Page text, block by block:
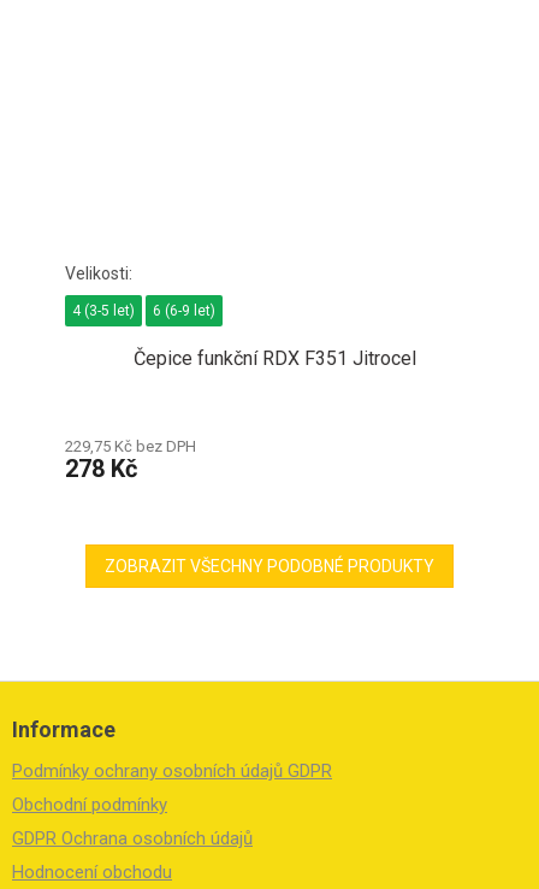
Čepice funkční RDX F351 Jitrocel
229,75 Kč bez DPH
278 Kč
4 (3-5 let) 6 (6-9 let)
ZOBRAZIT VŠECHNY PODOBNÉ PRODUKTY
Informace
Podmínky ochrany osobních údajů GDPR
Obchodní podmínky
GDPR Ochrana osobních údajů
Hodnocení obchodu